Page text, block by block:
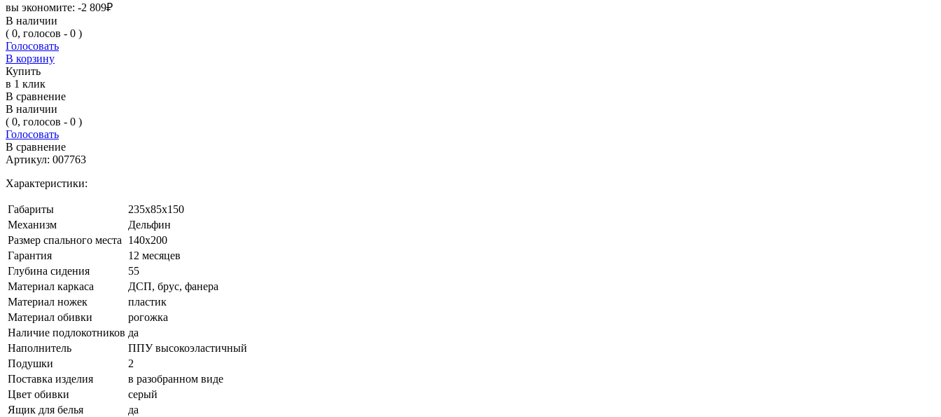
вы экономите: -2 809₽
В наличии
( 0, голосов - 0 )
Голосовать
В корзину
Купить
в 1 клик
В сравнение
В наличии
( 0, голосов - 0 )
Голосовать
В сравнение
Артикул: 007763
Характеристики:
Габариты
235х85х150
Механизм
Дельфин
Размер спального места
140х200
Гарантия
12 месяцев
Глубина сидения
55
Материал каркаса
ДСП, брус, фанера
Материал ножек
пластик
Материал обивки
рогожка
Наличие подлокотников да
Наполнитель
ППУ высокоэластичный
Подушки
2
Поставка изделия
в разобранном виде
Цвет обивки
серый
Ящик для белья
да